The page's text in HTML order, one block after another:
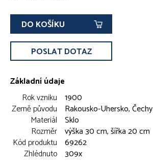
DO KOŠÍKU
POSLAT DOTAZ
Základní údaje
Rok vzniku 1900
Země původu
Rakousko-Uhersko, Čechy
Materiál Sklo
Rozměr výška 30 cm, šířka 20 cm
Kód produktu 69262
Zhlédnuto 309x